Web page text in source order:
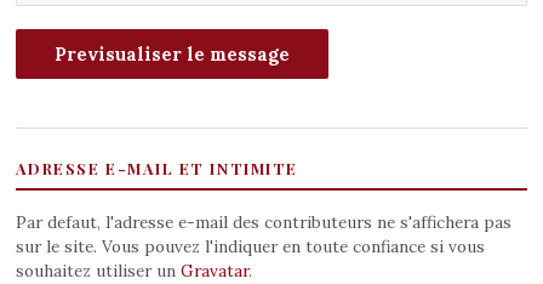
ADRESSE E-MAIL ET INTIMITE
Par defaut, l'adresse e-mail des contributeurs ne s'affichera pas
sur le site. Vous pouvez l'indiquer en toute confiance si vous
souhaitez utiliser un Gravatar.